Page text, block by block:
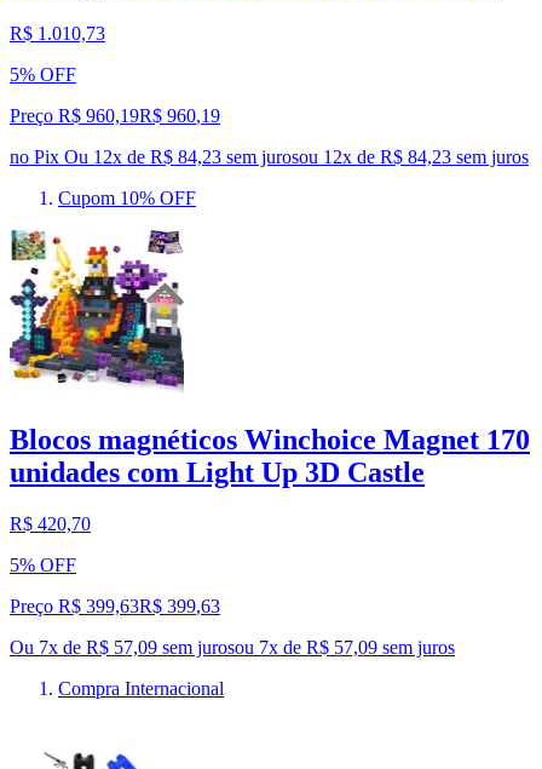
R$ 1.010,73
5% OFF
Preço R$ 960,19R$ 960,19
no Pix Ou 12x de R$ 84,23 sem jurosou 12x de R$ 84,23 sem juros
Cupom 10% OFF
Blocos magnéticos Winchoice Magnet 170
unidades com Light Up 3D Castle
R$ 420,70
5% OFF
Preço R$ 399,63R$ 399,63
Ou 7x de R$ 57,09 sem jurosou 7x de R$ 57,09 sem juros
Compra Internacional